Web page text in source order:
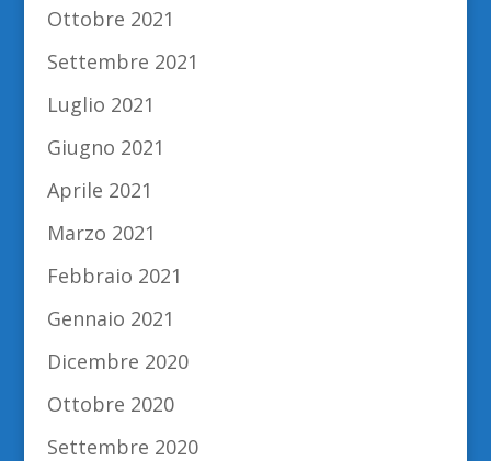
Ottobre 2021
Settembre 2021
Luglio 2021
Giugno 2021
Aprile 2021
Marzo 2021
Febbraio 2021
Gennaio 2021
Dicembre 2020
Ottobre 2020
Settembre 2020